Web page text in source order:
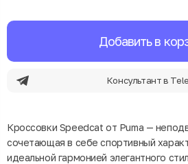
Добавить в
Консультант в
Кроссовки Speedcat от Puma —
сочетающая в себе спортивный
идеальной гармонией элегантного